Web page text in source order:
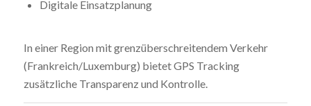
Digitale Einsatzplanung
In einer Region mit grenzüberschreitendem Verkehr
(Frankreich/Luxemburg) bietet GPS Tracking
zusätzliche Transparenz und Kontrolle.